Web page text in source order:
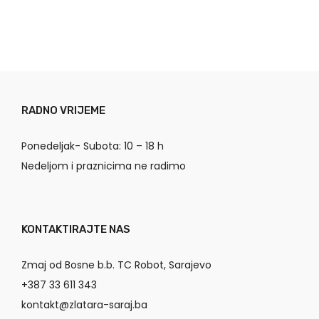
RADNO VRIJEME
Ponedeljak- Subota: 10 – 18 h
Nedeljom i praznicima ne radimo
KONTAKTIRAJTE NAS
Zmaj od Bosne b.b. TC Robot, Sarajevo
+387 33 611 343
kontakt@zlatara-saraj.ba